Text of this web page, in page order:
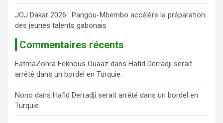
JOJ Dakar 2026 : Pangou-Mbembo accélère la préparation
des jeunes talents gabonais
Commentaires récents
FatmaZohra Feknous Ouaaz dans Hafid Derradji serait
arrêté dans un bordel en Turquie.
Nono dans Hafid Derradji serait arrêté dans un bordel en
Turquie.